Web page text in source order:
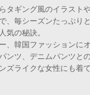
タギング風のイラスト
、毎シーズンたっぷり
気の秘訣。
、韓国ファッションに
ンツ、デニムパンツと
ズライクな女性にも着